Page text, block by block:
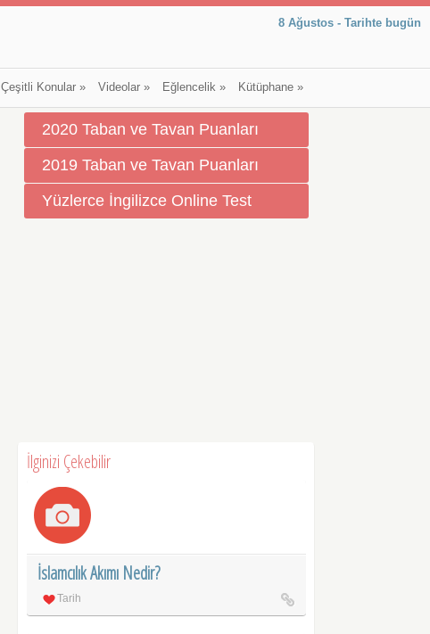
8 Ağustos - Tarihte bugün
Çeşitli Konular» Videolar» Eğlencelik» Kütüphane»
2020 Taban ve Tavan Puanları
2019 Taban ve Tavan Puanları
Yüzlerce İngilizce Online Test
İlginizi Çekebilir
İslamcılık Akımı Nedir?
Tarih